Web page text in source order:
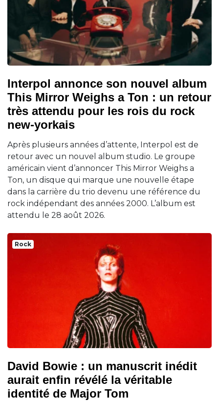
Interpol annonce son nouvel album
This Mirror Weighs a Ton : un retour
très attendu pour les rois du rock
new-yorkais
Après plusieurs années d’attente, Interpol est de
retour avec un nouvel album studio. Le groupe
américain vient d’annoncer This Mirror Weighs a
Ton, un disque qui marque une nouvelle étape
dans la carrière du trio devenu une référence du
rock indépendant des années 2000. L’album est
attendu le 28 août 2026.
Rock
David Bowie : un manuscrit inédit
aurait enfin révélé la véritable
identité de Major Tom